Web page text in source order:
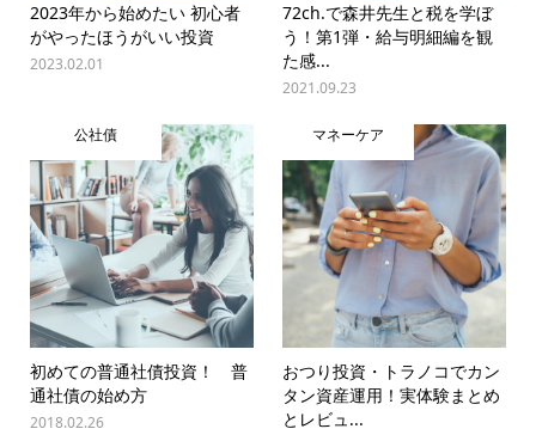
2023年から始めたい 初心者
がやったほうがいい投資
2023.02.01
72ch.で森井先生と税を学ぼ
う！第1弾・給与明細編を観
た感...
2021.09.23
公社債
初めての普通社債投資！ 普
通社債の始め方
2018.02.26
マネーケア
おつり投資・トラノコでカン
タン資産運用！実体験まとめ
とレビュ...